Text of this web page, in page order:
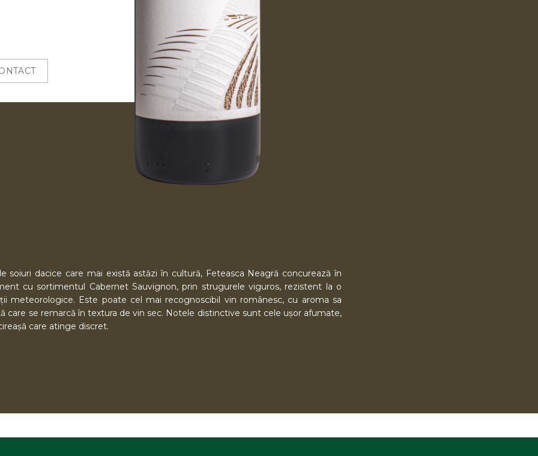
soiuri dacice care mai există astăzi în cultură, Feteasca Neagră concurează în
cu sortimentul Cabernet Sauvignon, prin strugurele viguros, rezistent la o
meteorologice. Este poate cel mai recognoscibil vin românesc, cu aroma sa
care se remarcă în textura de vin sec. Notele distinctive sunt cele ușor afumate,
care atinge discret.